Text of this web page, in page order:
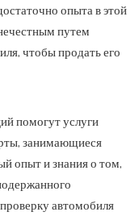
опыта в этой
путем
чтобы продать его
помогут услуги
занимающиеся
опыт и знания о том,
автомобиля